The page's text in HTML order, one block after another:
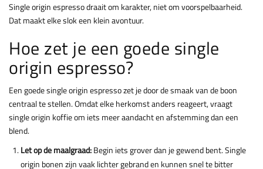
Single origin espresso draait om karakter, niet om voorspelbaarheid.
Dat maakt elke slok een klein avontuur.
Hoe zet je een goede single
origin espresso?
Een goede single origin espresso zet je door de smaak van de boon
centraal te stellen. Omdat elke herkomst anders reageert, vraagt
single origin koffie om iets meer aandacht en afstemming dan een
blend.
Let op de maalgraad:Begin iets grover dan je gewend bent. Single
origin bonen zijn vaak lichter gebrand en kunnen snel te bitter